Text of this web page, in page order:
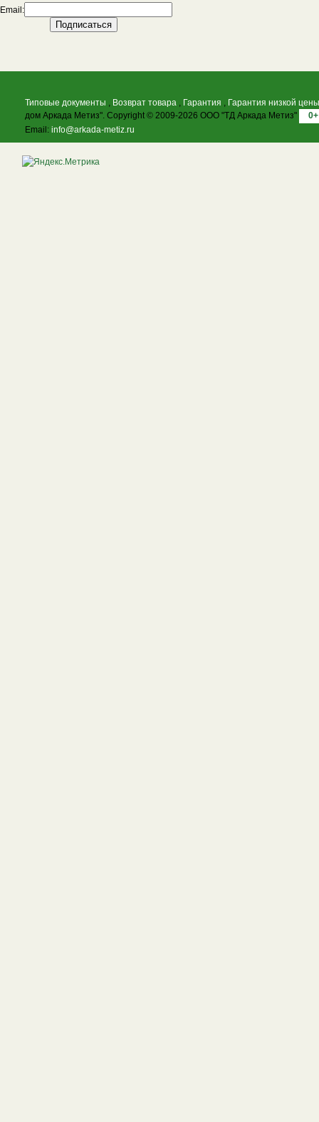
Email:
Типовые документы , Возврат товара , Гарантия , Гарантия низкой цены
дом Аркада Метиз". Copyright © 2009-2026 ООО "ТД Аркада Метиз"
0+
Email: info@arkada-metiz.ru